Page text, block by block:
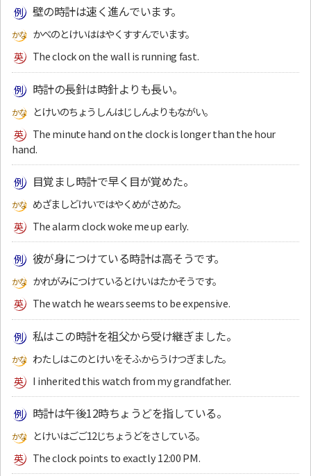
壁の時計は速く進んでいます。
かべのとけいははやくすすんでいます。
The clock on the wall is running fast.
時計の長針は時針よりも長い。
とけいのちょうしんはじしんよりもながい。
The minute hand on the clock is longer than the hour
hand.
目覚まし時計で早く目が覚めた。
めざましどけいではやくめがさめた。
The alarm clock woke me up early.
彼が身につけている時計は高そうです。
かれがみにつけているとけいはたかそうです。
The watch he wears seems to be expensive.
私はこの時計を祖父から受け継ぎました。
わたしはこのとけいをそふからうけつぎました。
I inherited this watch from my grandfather.
時計は午後12時ちょうどを指している。
とけいはごご12じちょうどをさしている。
The clock points to exactly 12:00 PM.